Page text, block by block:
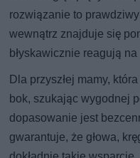
rozwiązanie to
wewnątrz znajduje się
błyskawicznie reagują
Dla przyszłej mamy,
bok, szukając wygodnej
dopasowanie jest
gwarantuje, że głowa,